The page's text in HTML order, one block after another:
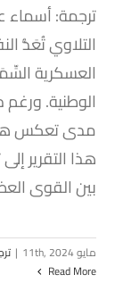
ترجمة: أسماء
التلاوي تُعَدُّ
العسكرية
الوطنية.
مدى تعكس
هذا التقرير
بين القوى
مايو 11th, 2024 |
Read More